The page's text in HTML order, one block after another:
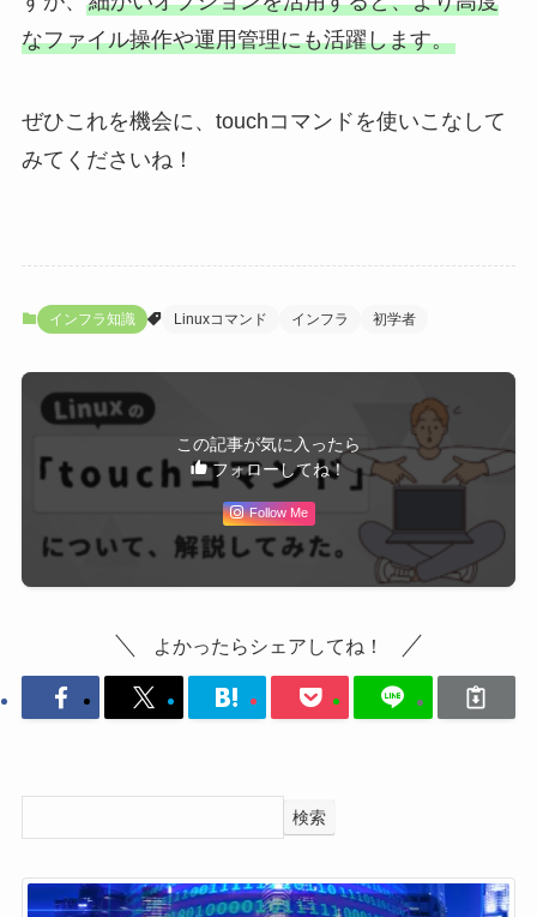
なファイル操作や運用管理にも活躍します。
ぜひこれを機会に、touchコマンドを使いこなして
みてくださいね！
インフラ知識 Linuxコマンド インフラ 初学者
この記事が気に入ったら
フォローしてね！
Follow Me
よかったらシェアしてね！
検索